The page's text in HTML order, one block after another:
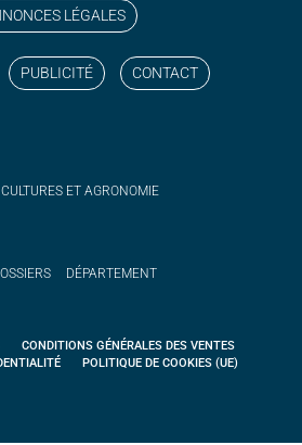
LÉGALES
PUBLICITÉ CONTACT
CULTURES ET AGRONOMIE
DÉPARTEMENT
CONDITIONS GÉNÉRALES DES VENTES
POLITIQUE DE COOKIES (UE)